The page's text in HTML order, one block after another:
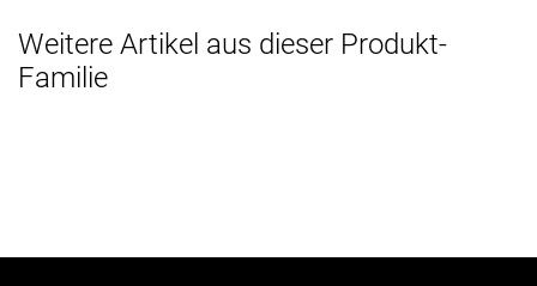
Weitere Artikel aus dieser Produkt-
Familie